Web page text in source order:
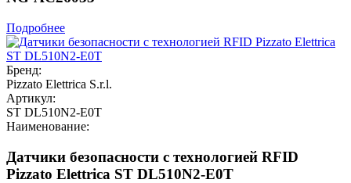
Подробнее
Бренд:
Pizzato Elettrica S.r.l.
Артикул:
ST DL510N2-E0T
Наименование:
Датчики безопасности с технологией RFID
Pizzato Elettrica ST DL510N2-E0T